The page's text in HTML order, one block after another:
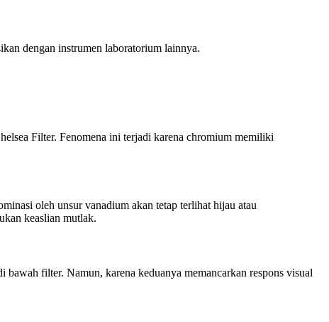
dengan instrumen laboratorium lainnya.
Filter. Fenomena ini terjadi karena chromium memiliki
oleh unsur vanadium akan tetap terlihat hijau atau
keaslian mutlak.
filter. Namun, karena keduanya memancarkan respons visual